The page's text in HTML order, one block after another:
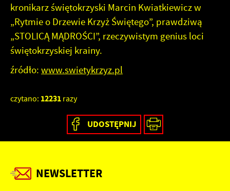
kronikarz świętokrzyski Marcin Kwiatkiewicz w
„Rytmie o Drzewie Krzyż Świętego”, prawdziwą
„STOLICĄ MĄDROŚCI”, rzeczywistym genius loci
świętokrzyskiej krainy.
źródło: www.swietykrzyz.pl
czytano: 12231 razy
UDOSTĘPNIJ
NEWSLETTER